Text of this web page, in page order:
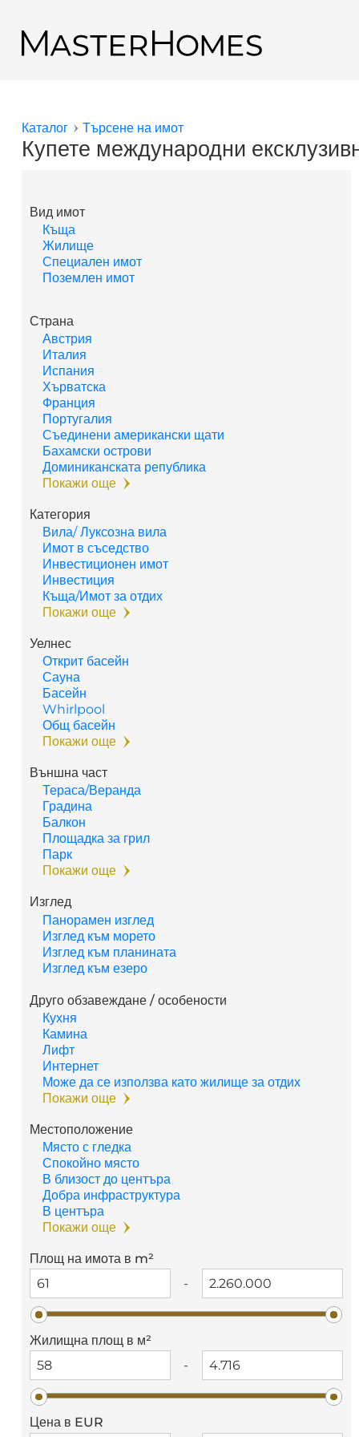
Обратно към резултатите от търсенето
Вие сте тук
Каталог Търсене на имот
Купете международни
Вид имот
Къща
Жилище
Специален имот
Поземлен имот
Страна
Австрия
Италия
Испания
Хърватска
Франция
Португалия
Съединени американски щати
Бахамски острови
Доминиканската република
Покажи още
Категория
Вила/ Луксозна вила
Имот в съседство
Инвестиционен имот
Инвестиция
Къща/Имот за отдих
Покажи още
Уелнес
Открит басейн
Сауна
Басейн
Whirlpool
Общ басейн
Покажи още
Външна част
Тераса/Веранда
Градина
Балкон
Площадка за грил
Парк
Покажи още
Изглед
Панорамен изглед
Изглед към морето
Изглед към планината
Изглед към езеро
Друго обзавеждане / особености
Кухня
Камина
Лифт
Интернет
Може да се използва като жилище за отдих
Покажи още
Местоположение
Място с гледка
Спокойно място
В близост до центъра
Добра инфраструктура
В центъра
Покажи още
Площ на имота в m²
-
Жилищна площ в м²
-
Цена в EUR